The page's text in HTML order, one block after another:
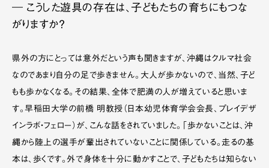
― こうした遊具の存在は、子どもたちの育ちにもつな
がりますか？
県外の方にとっては意外だという声も聞きますが、沖縄はクルマ社会
なのであまり自分の足で歩きません。大人が歩かないので、当然、子ど
もも歩かなくなる。その結果、全体で肥満の人が増えていると思いま
す。早稲田大学の前橋 明教授（日本幼児体育学会会長、プレイデザ
インラボ・フェロー）が、こんな話をされていました。「歩かないことは、沖
縄から陸上の選手が輩出されていないことに関係している。走るの基
本は、歩くです。外で身体を十分に動かすことで、子どもたちは知らない